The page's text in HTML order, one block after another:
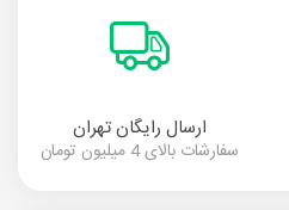
ارسال رایگان تهران
سفارشات بالای 4 میلیون تومان